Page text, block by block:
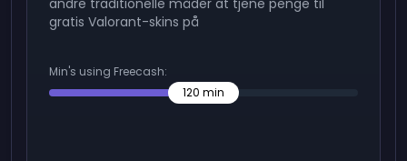
gratis Valorant-skins på
Min's using Freecash:
120 min